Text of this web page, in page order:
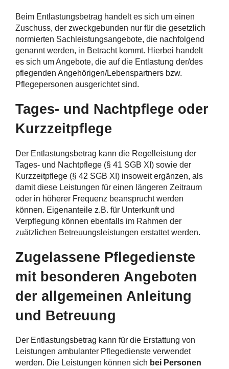
Beim Entlastungsbetrag handelt es sich um einen
Zuschuss, der zweckgebunden nur für die gesetzlich
normierten Sachleistungsangebote, die nachfolgend
genannt werden, in Betracht kommt. Hierbei handelt
es sich um Angebote, die auf die Entlastung der/des
pflegenden Angehörigen/Lebenspartners bzw.
Pflegepersonen ausgerichtet sind.
Tages- und Nachtpflege oder
Kurzzeitpflege
Der Entlastungsbetrag kann die Regelleistung der
Tages- und Nachtpflege (§ 41 SGB XI) sowie der
Kurzzeitpflege (§ 42 SGB XI) insoweit ergänzen, als
damit diese Leistungen für einen längeren Zeitraum
oder in höherer Frequenz beansprucht werden
können. Eigenanteile z.B. für Unterkunft und
Verpflegung können ebenfalls im Rahmen der
zuätzlichen Betreuungsleistungen erstattet werden.
Zugelassene Pflegedienste
mit besonderen Angeboten
der allgemeinen Anleitung
und Betreuung
Der Entlastungsbetrag kann für die Erstattung von
Leistungen ambulanter Pflegedienste verwendet
werden. Die Leistungen können sich bei Personen